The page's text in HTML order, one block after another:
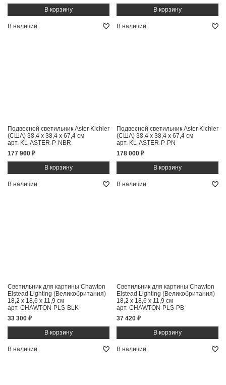
В наличии
Подвесной светильник Aster Kichler
(США) 38,4 x 38,4 x 67,4 см
арт. KL-ASTER-P-NBR
177 960 ₽
В наличии
Подвесной светильник Aster Kichler
(США) 38,4 x 38,4 x 67,4 см
арт. KL-ASTER-P-PN
178 000 ₽
В наличии
Светильник для картины Chawton
Elstead Lighting (Великобритания)
18,2 x 18,6 x 11,9 см
арт. CHAWTON-PLS-BLK
33 300 ₽
В наличии
Светильник для картины Chawton
Elstead Lighting (Великобритания)
18,2 x 18,6 x 11,9 см
арт. CHAWTON-PLS-PB
37 420 ₽
В наличии В наличии